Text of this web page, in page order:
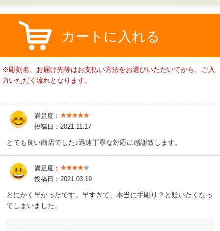
カートに入れる
※彫刻名、お届け先等はお支払い方法をお選びいただいてから、ご入
力いただく流れとなります。
満足度：
投稿日： 2021.11.17
とても良い商店でした♪迅速丁寧な対応に感謝致します。
満足度：
投稿日： 2021.03.19
とにかく早かったです。早すぎて、本当に手彫り？と疑いたくなっ
てしまいました。